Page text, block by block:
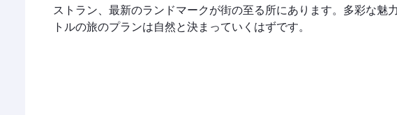
ストラン、最新のランドマークが街の至る所にあります。多彩な魅
トルの旅のプランは自然と決まっていくはずです。